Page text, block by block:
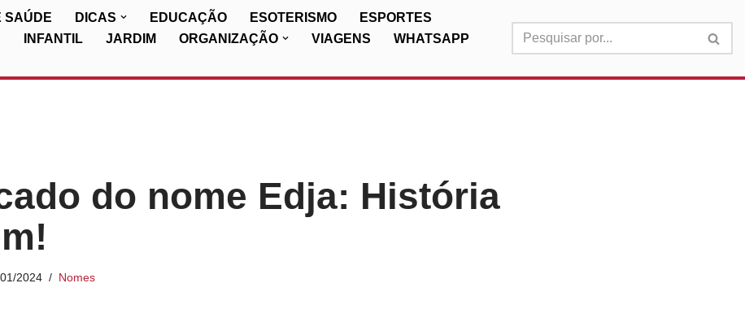
SAÚDE DICAS EDUCAÇÃO ESOTERISMO
ESPORTES
INFANTIL JARDIM ORGANIZAÇÃO VIAGENS
WHATSAPP
do nome Edja: História
2024 Nomes